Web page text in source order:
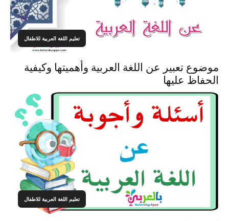
تعليم اللغة العربية للاطفال
موضوع تعبير عن اللغة العربية وأهميتها وكيفية
الحفاظ عليها
تعليم اللغة العربية للاطفال